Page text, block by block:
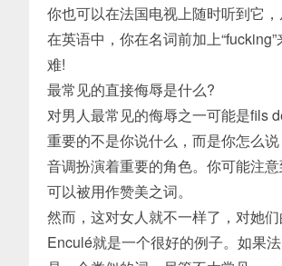
你也可以在法国电视上随时听到它
在英语中，你在名词前加上
难!
最常见的直接侮辱是什么?
对男人最常见的侮辱之一可能是fils
重要的不是你说什么，而是你怎么说
音调扮演着重要的角色。你可能注
可以被用作赞美之词。
然而，这对女人就不一样了，对她
Enculé就是一个很好的例子。如果